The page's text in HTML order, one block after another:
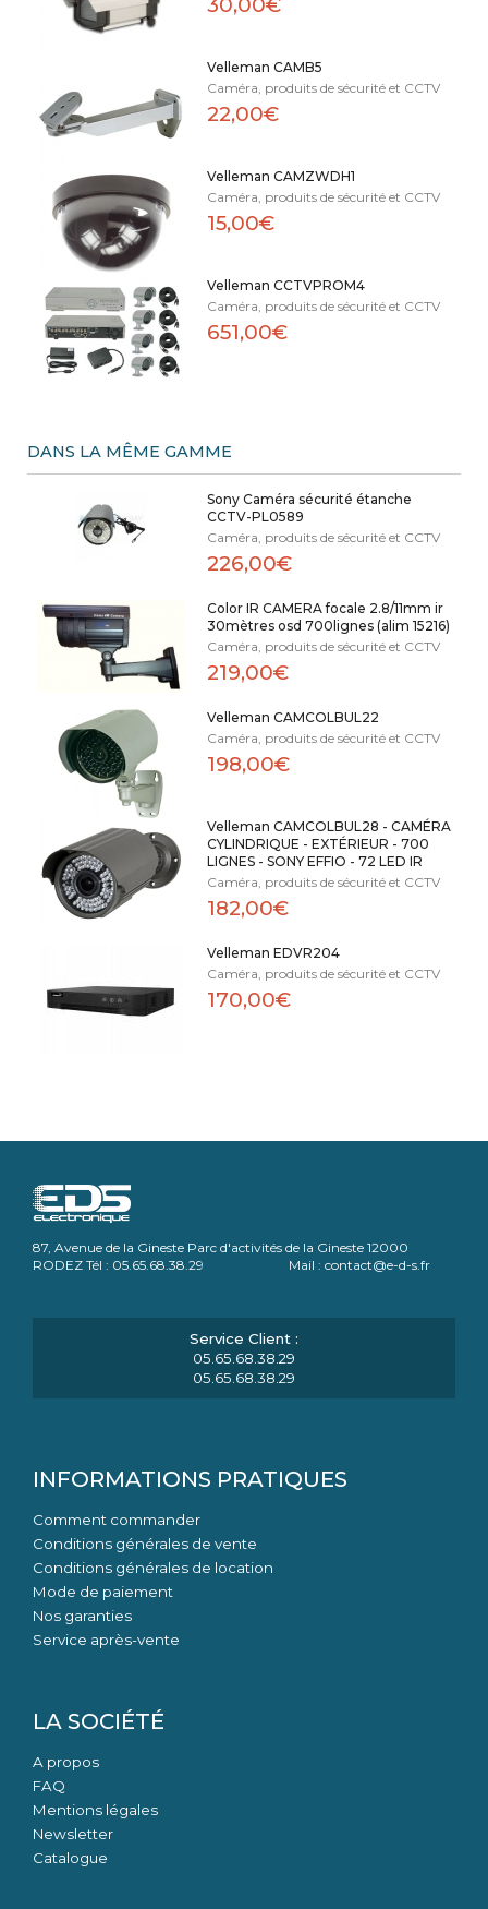
Velleman CAMB5
Caméra, produits de sécurité et CCTV
22,00€
Velleman CAMZWDH1
Caméra, produits de sécurité et CCTV
15,00€
Velleman CCTVPROM4
Caméra, produits de sécurité et CCTV
651,00€
DANS LA MÊME GAMME
Sony Caméra sécurité étanche
CCTV-PL0589
Caméra, produits de sécurité et CCTV
226,00€
Color IR CAMERA focale 2.8/11mm ir
30mètres osd 700lignes (alim 15216)
Caméra, produits de sécurité et CCTV
219,00€
Velleman CAMCOLBUL22
Caméra, produits de sécurité et CCTV
198,00€
Velleman CAMCOLBUL28 - CAMÉRA
CYLINDRIQUE - EXTÉRIEUR - 700
LIGNES - SONY EFFIO - 72 LED IR
Caméra, produits de sécurité et CCTV
182,00€
Velleman EDVR204
Caméra, produits de sécurité et CCTV
170,00€
87, Avenue de la Gineste Parc d'activités de la Gineste 12000
RODEZ Tél : 05.65.68.38.29 Mail : contact@e-d-s.fr
05.65.68.38.29
05.65.68.38.29
INFORMATIONS PRATIQUES
Comment commander
Conditions générales de vente
Conditions générales de location
Mode de paiement
Nos garanties
Service après-vente
LA SOCIÉTÉ
A propos
FAQ
Mentions légales
Newsletter
Catalogue